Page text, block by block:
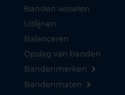
Banden wisselen
Uitlijnen
Balanceren
Opslag van banden
Bandenmerken
Bandenmaten